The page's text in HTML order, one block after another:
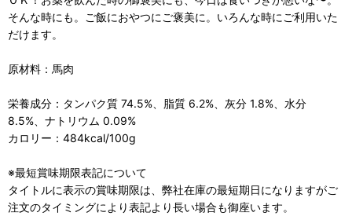
そんな時にも。ご飯におやつにご褒美に。いろんな時にご利用いた
だけます。
原材料：馬肉
栄養成分：タンパク質 74.5%、脂質 6.2%、灰分 1.8%、水分
8.5%、ナトリウム 0.09%
カロリー：484kcal/100g
※最短賞味期限表記について
タイトルに表示の賞味期限は、弊社在庫の最短期日になりますがご
注文のタイミングにより表記より長い場合も御座います。